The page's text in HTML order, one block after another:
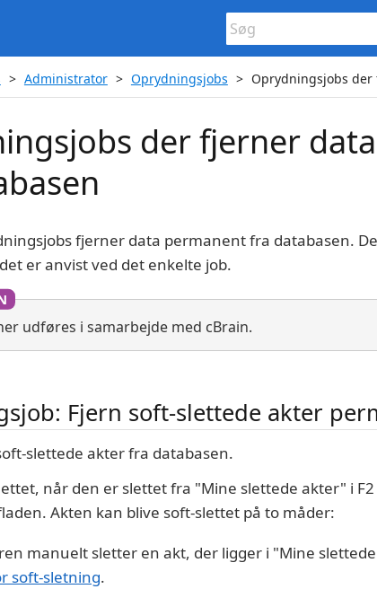
Administrator Oprydningsjobs Oprydningsjobs
der fjerner
fjerner data permanent fra databasen.
er anvist ved det enkelte job.
udføres i samarbejde med cBrain.
Fjern soft-slettede akter
slettede akter fra databasen.
når den er slettet fra "Mine slettede akter" i
Akten kan blive soft-slettet på to måder:
manuelt sletter en akt, der ligger i "Mine
soft-sletning.